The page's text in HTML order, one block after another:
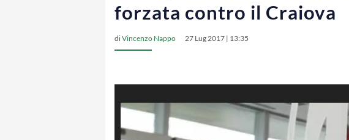
forzata contro il Craiova
diVincenzo Nappo 27 Lug 2017 | 13:35